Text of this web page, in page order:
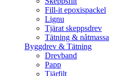
Fill-it epoxispackel
Lignu
Tjärat skeppsdrev
Tätning & nåtmassa
Byggdrev & Tätning
Drevband
Papp
Tjärfilt